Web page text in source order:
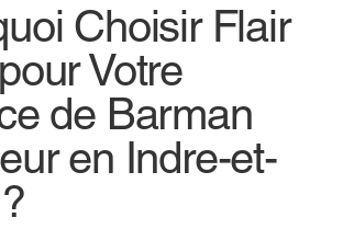
Choisir Flair
Votre
de Barman
en Indre-et-